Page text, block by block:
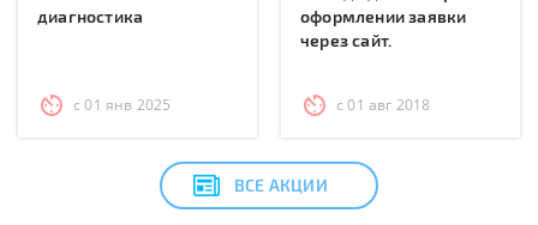
диагностика
с 01 янв 2025
оформлении заявки
через сайт.
с 01 авг 2018
ВСЕ АКЦИИ